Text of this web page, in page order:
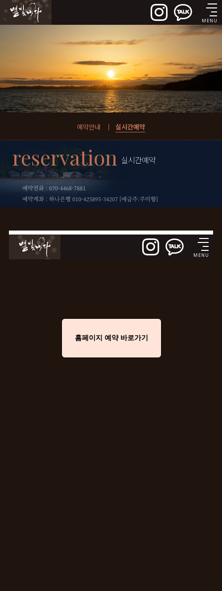
MENU
예약안내 실시간예약
reservation 실시간예약
예약전화 : 070-4468-7881
예약계좌 : 하나은행 010-425895-34207 [예금주:주미향]